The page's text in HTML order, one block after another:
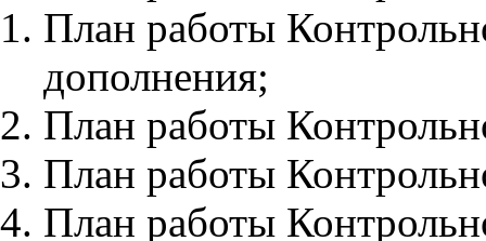
План работы
дополнения;
План работы
План работы
План работы